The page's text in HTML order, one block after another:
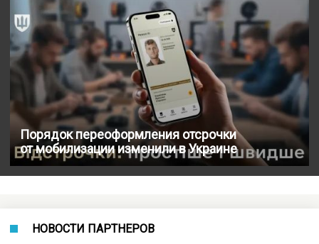
Порядок переоформления отсрочки
от мобилизации изменили в Украине
НОВОСТИ ПАРТНЕРОВ